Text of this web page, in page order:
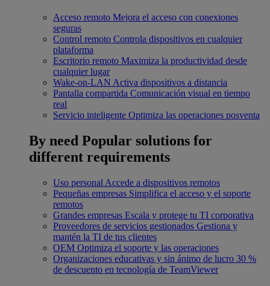
Acceso remoto Mejora el acceso con conexiones
seguras
Control remoto Controla dispositivos en cualquier
plataforma
Escritorio remoto Maximiza la productividad desde
cualquier lugar
Wake-on-LAN Activa dispositivos a distancia
Pantalla compartida Comunicación visual en tiempo
real
Servicio inteligente Optimiza las operaciones posventa
By need Popular solutions for
different requirements
Uso personal Accede a dispositivos remotos
Pequeñas empresas Simplifica el acceso y el soporte
remotos
Grandes empresas Escala y protege tu TI corporativa
Proveedores de servicios gestionados Gestiona y
mantén la TI de tus clientes
OEM Optimiza el soporte y las operaciones
Organizaciones educativas y sin ánimo de lucro 30 %
de descuento en tecnología de TeamViewer